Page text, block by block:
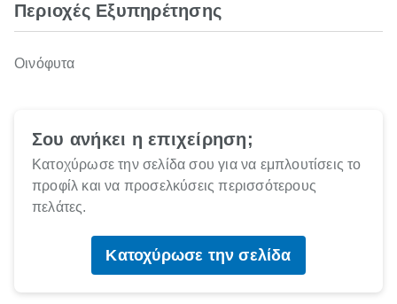
Περιοχές Εξυπηρέτησης
Οινόφυτα
Σου ανήκει η επιχείρηση;
Κατοχύρωσε την σελίδα σου για να εμπλουτίσεις το
προφίλ και να προσελκύσεις περισσότερους
πελάτες.
Κατοχύρωσε την σελίδα